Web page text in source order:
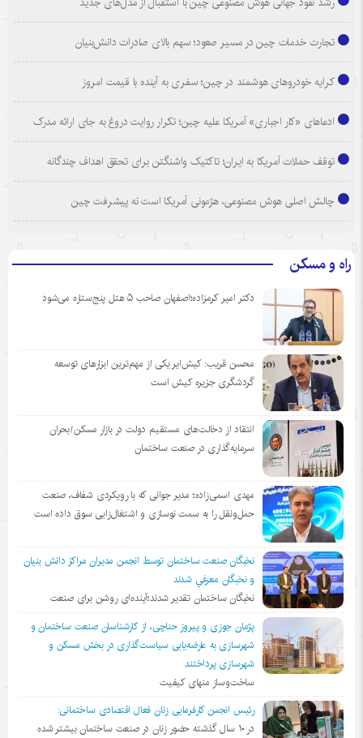
تجارت خدمات چین در مسیر صعود؛ سهم بالای صادرات دانش‌بنیان
کرایه خودروهای هوشمند در چین؛ سفری به آینده با قیمت امروز
ادعاهای «کار اجباری» آمریکا علیه چین؛ تکرار روایت دروغ به جای ارائه مدرک
توقف حملات آمریکا به ایران؛ تاکتیک واشنگتن برای تحقق اهداف چندگانه
چالش اصلی هوش مصنوعی، هژمونی آمریکا است نه پیشرفت چین
راه و مسکن
دکتر امیر کرمزاده؛اصفهان صاحب ۵ هتل پنج‌ستاره می‌شود
محسن قریب: کیش‌ایر یکی از مهم‌ترین ابزارهای توسعه
گردشگری جزیره کیش است
انتقاد از دخالت‌های مستقیم دولت در بازار مسکن/بحران
سرمایه‌گذاری در صنعت ساختمان
مهدی اسمی‌زاده؛ مدیر جوانی که با رویکردی شفاف، صنعت
حمل‌ونقل را به سمت نوسازی و اشتغال‌زایی سوق داده است
نخبگان صنعت ساختمان توسط انجمن مديران مراكز دانش بنيان
و نخبگان معرفي شدند
نخبگان ساختمان تقدیر شدند؛آینده‌ای روشن برای صنعت
پژمان جوزی و پیروز حناچی، از کارشناسان صنعت ساختمان و
شهرسازی به عارضه‌یابی سیاست‌گذاری در بخش مسکن و
شهرسازی پرداختند
ساخت‌وساز منهای کیفیت
رئیس انجمن کارفرمایی زنان فعال اقتصادی ساختمانی:
در ١٠ سال گذشته حضور زنان در صنعت ساختمان بیشتر شده